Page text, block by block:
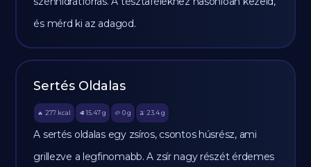
és mérd ki az adagod.
Sertés Oldalas
🔥 277 kcal 🥩 15.47 g 🥔 0g 🫒 23.4 g
A sertés oldalas egy zsíros, csontos húsrész, ami
grillezve a legfinomabb. A zsír nagy részét érdemes